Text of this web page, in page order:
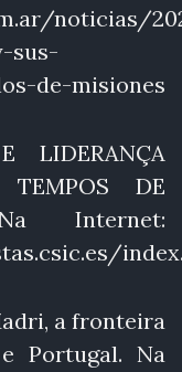
noticias/
sus-
de-misiones
LIDERANÇA
TEMPOS DE
Na Internet:
a fronteira
Portugal. Na